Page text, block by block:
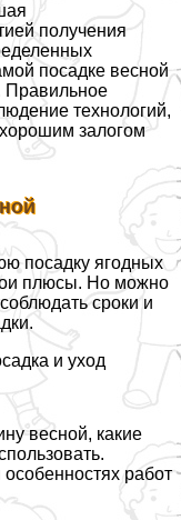
получения
посадке весной
Правильное
технологий,
залогом
посадку ягодных
плюсы. Но можно
сроки и
и уход
весной, какие
работ